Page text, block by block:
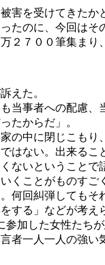
を受けてきた
たのに、今回は
７００筆集まり
えた。
事者への配慮、
たからだ」。
中に閉じこもり
ない。出来るこ
いということ
くことがものすご
回糾弾してもそ
する」などが考え
加した女性たち
者一人一人の強い